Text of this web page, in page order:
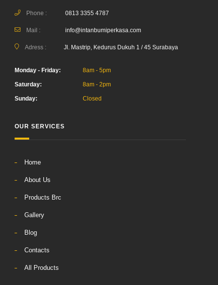
Phone : 0813 3355 4787
Mail : info@intanbumiperkasa.com
Adress : Jl. Mastrip, Kedurus Dukuh 1 / 45 Surabaya
Monday - Friday: 8am - 5pm
Saturday: 8am - 2pm
Sunday: Closed
OUR SERVICES
Home
About Us
Products Brc
Gallery
Blog
Contacts
All Products